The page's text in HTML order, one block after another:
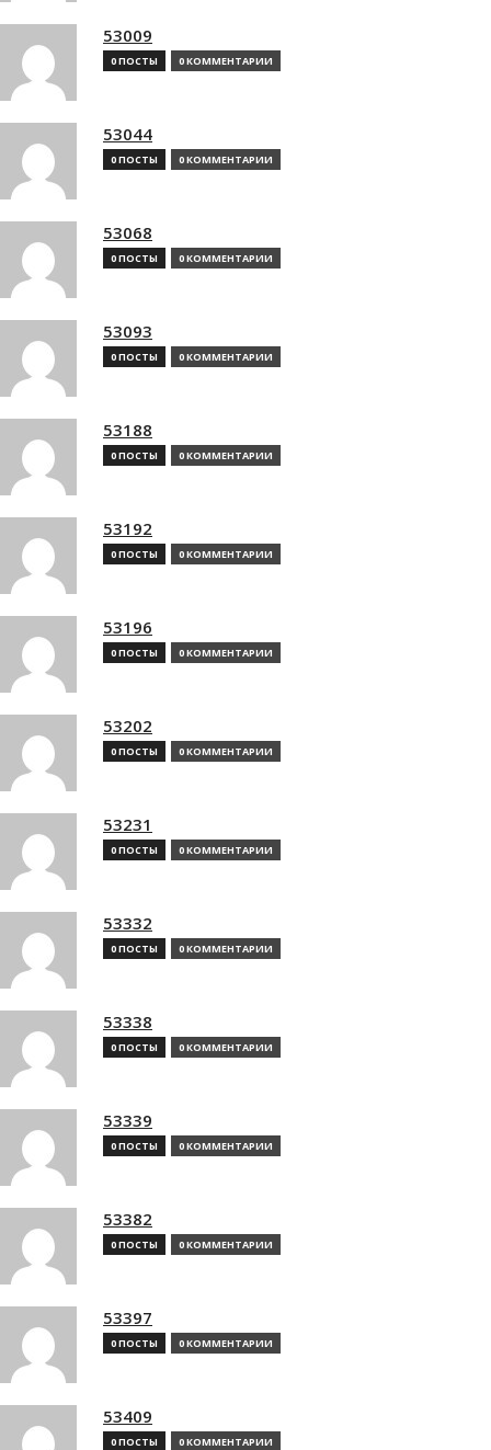
53009
0 ПОСТЫ 0 КОММЕНТАРИИ
53044
0 ПОСТЫ 0 КОММЕНТАРИИ
53068
0 ПОСТЫ 0 КОММЕНТАРИИ
53093
0 ПОСТЫ 0 КОММЕНТАРИИ
53188
0 ПОСТЫ 0 КОММЕНТАРИИ
53192
0 ПОСТЫ 0 КОММЕНТАРИИ
53196
0 ПОСТЫ 0 КОММЕНТАРИИ
53202
0 ПОСТЫ 0 КОММЕНТАРИИ
53231
0 ПОСТЫ 0 КОММЕНТАРИИ
53332
0 ПОСТЫ 0 КОММЕНТАРИИ
53338
0 ПОСТЫ 0 КОММЕНТАРИИ
53339
0 ПОСТЫ 0 КОММЕНТАРИИ
53382
0 ПОСТЫ 0 КОММЕНТАРИИ
53397
0 ПОСТЫ 0 КОММЕНТАРИИ
53409
0 ПОСТЫ 0 КОММЕНТАРИИ